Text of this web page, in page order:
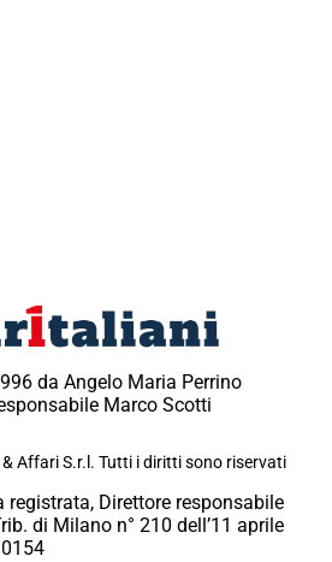
da Angelo Maria Perrino
Marco Scotti
Affari S.r.l. Tutti i diritti sono riservati
Direttore responsabile
di Milano n° 210 dell’11 aprile